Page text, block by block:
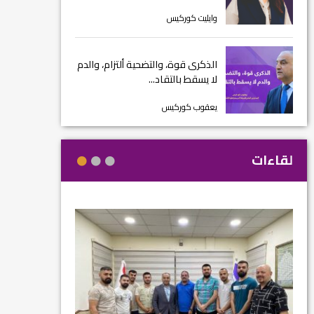
وايليت كوركيس
الذكرى قوة، والتضحية ألتزام، والدم
لا يسقط بالتقاد...
يعقوب كوركيس
لقاءات